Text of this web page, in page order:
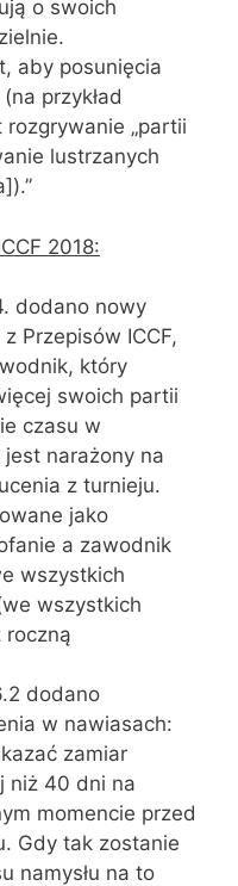
o swoich
aby posunięcia
przykład
„partii
lustrzanych
2018:
dodano nowy
Przepisów ICCF,
który
swoich partii
czasu w
narażony na
z turnieju.
jako
a zawodnik
wszystkich
wszystkich
roczną
dodano
w nawiasach:
zamiar
niż 40 dni na
momencie przed
Gdy tak zostanie
namysłu na to